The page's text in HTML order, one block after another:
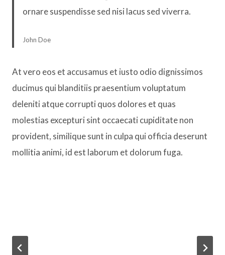
ornare suspendisse sed nisi lacus sed viverra.
John Doe
At vero eos et accusamus et iusto odio dignissimos
ducimus qui blanditiis praesentium voluptatum
deleniti atque corrupti quos dolores et quas
molestias excepturi sint occaecati cupiditate non
provident, similique sunt in culpa qui officia deserunt
mollitia animi, id est laborum et dolorum fuga.